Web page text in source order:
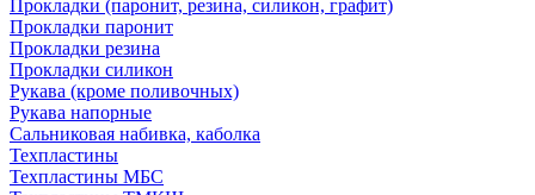
Прокладки (паронит, резина, силикон, графит)
Прокладки паронит
Прокладки резина
Прокладки силикон
Рукава (кроме поливочных)
Рукава напорные
Сальниковая набивка, каболка
Техпластины
Техпластины МБС